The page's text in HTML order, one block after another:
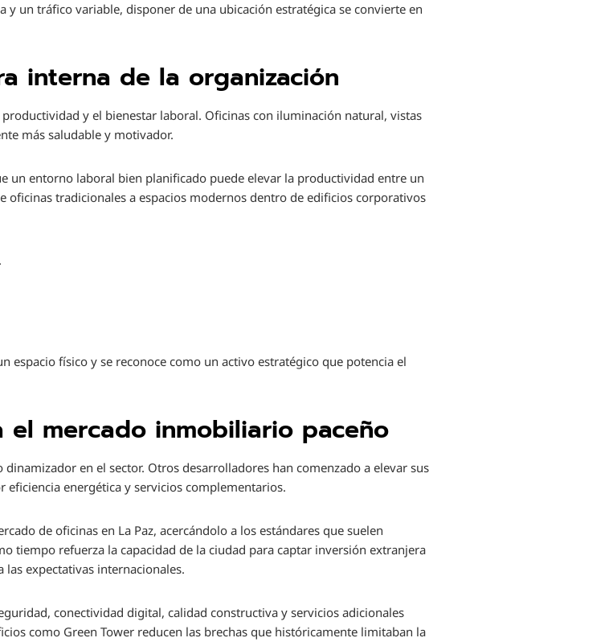
un tráfico variable, disponer de una ubicación estratégica se convierte en
interna de la organización
y el bienestar laboral. Oficinas con iluminación natural, vistas
más saludable y motivador.
un entorno laboral bien planificado puede elevar la productividad entre un
oficinas tradicionales a espacios modernos dentro de edificios corporativos
espacio físico y se reconoce como un activo estratégico que potencia el
el mercado inmobiliario paceño
en el sector. Otros desarrolladores han comenzado a elevar sus
energética y servicios complementarios.
de oficinas en La Paz, acercándolo a los estándares que suelen
tiempo refuerza la capacidad de la ciudad para captar inversión extranjera
expectativas internacionales.
conectividad digital, calidad constructiva y servicios adicionales
como Green Tower reducen las brechas que históricamente limitaban la